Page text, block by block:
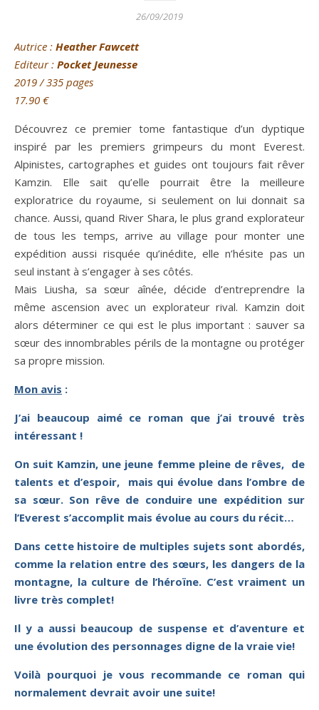
26/09/2019
Autrice : Heather Fawcett
Editeur : Pocket Jeunesse
2019 / 335 pages
17.90 €
Découvrez ce premier tome fantastique d’un dyptique
inspiré par les premiers grimpeurs du mont Everest.
Alpinistes, cartographes et guides ont toujours fait rêver
Kamzin. Elle sait qu’elle pourrait être la meilleure
exploratrice du royaume, si seulement on lui donnait sa
chance. Aussi, quand River Shara, le plus grand explorateur
de tous les temps, arrive au village pour monter une
expédition aussi risquée qu’inédite, elle n’hésite pas un
seul instant à s’engager à ses côtés.
Mais Liusha, sa sœur aînée, décide d’entreprendre la
même ascension avec un explorateur rival. Kamzin doit
alors déterminer ce qui est le plus important : sauver sa
sœur des innombrables périls de la montagne ou protéger
sa propre mission.
Mon avis :
J’ai beaucoup aimé ce roman que j’ai trouvé très
intéressant !
On suit Kamzin, une jeune femme pleine de rêves, de
talents et d’espoir, mais qui évolue dans l’ombre de
sa sœur. Son rêve de conduire une expédition sur
l’Everest s’accomplit mais évolue au cours du récit…
Dans cette histoire de multiples sujets sont abordés,
comme la relation entre des sœurs, les dangers de la
montagne, la culture de l’héroïne. C’est vraiment un
livre très complet!
Il y a aussi beaucoup de suspense et d’aventure et
une évolution des personnages digne de la vraie vie!
Voilà pourquoi je vous recommande ce roman qui
normalement devrait avoir une suite!